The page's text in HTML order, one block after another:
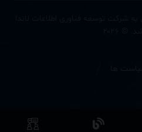
شرکت توسعه فناوری اطلاعات لاندا
ها